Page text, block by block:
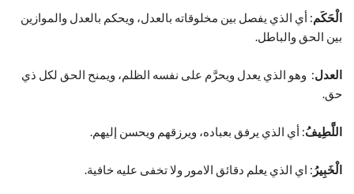
الْحَكَم: أي الذي يفصل بين مخلوقاته بالعدل، ويحكم بالعدل والموازين
بين الحق والباطل.
العدل: وهو الذي يعدل ويحرَّم على نفسه الظلم، ويمنح الحق لكل ذي
حق.
اللَّطِيفُ: أي الذي يرفق بعباده، ويرزقهم ويحسن إليهم.
الْخَبِيرُ: اي الذي يعلم دقائق الامور ولا تخفى عليه خافية.